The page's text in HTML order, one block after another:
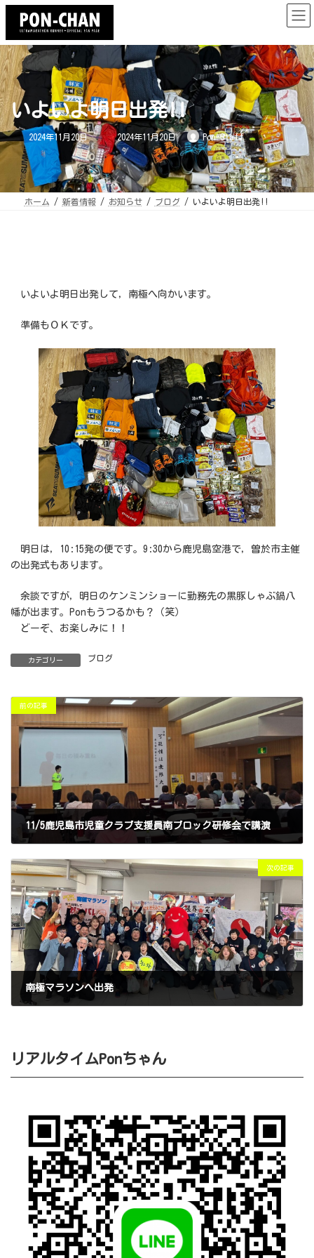
コ
ツ
へ
ス
キ
ッ
プ
ナ
シ
ョ
ン
に
移
動
いよいよ明日出発!!
2024年11月20日
最
終
更
新
日
時
:
2024年11月20日 Pon Staff
ホーム 新着情報 お知らせ ブログ いよいよ明日出発!!
いよいよ明日出発して，南極へ向かいます。
準備もＯＫです。
明日は，10:15発の便です。9:30から鹿児島空港で，曽於市主催
の出発式もあります。
余談ですが，明日のケンミンショーに勤務先の黒豚しゃぶ鍋八
幡が出ます。Ponもうつるかも？（笑）
どーぞ、お楽しみに！！
カテゴリー ブログ
前の記事
11/5鹿児島市児童クラブ支援員南ブロック研修会で講演
次の記事
南極マラソンへ出発
リアルタイムPonちゃん